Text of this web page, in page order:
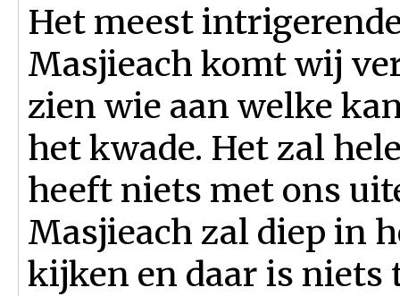
Het meest
Masjieach komt wij
zien wie aan welke
het kwade. Het zal
heeft niets met ons
Masjieach zal diep in
kijken en daar is niets